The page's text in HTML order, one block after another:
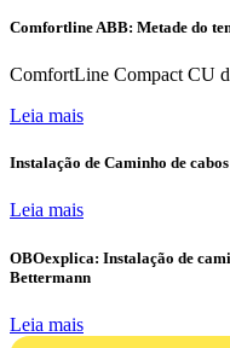
Comfortline ABB: Metade do
ComfortLine Compact CU
Leia mais
Instalação de Caminho de
Leia mais
OBOexplica: Instalação de
Bettermann
Leia mais